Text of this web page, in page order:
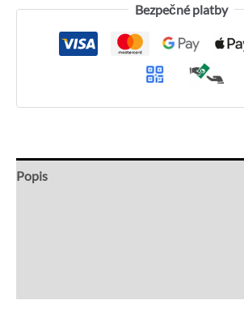
Bezpečné platby
Popis